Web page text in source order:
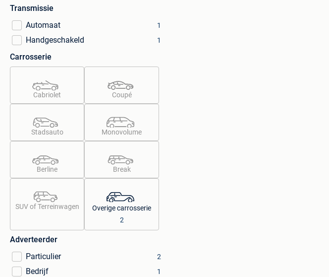
Transmissie
Automaat
1
Handgeschakeld 1
Carrosserie
Cabriolet Coupé
Stadsauto Monovolume
Berline Break
SUV of Terreinwagen
Overige carrosserie
2
Adverteerder
Particulier
2
Bedrijf 1